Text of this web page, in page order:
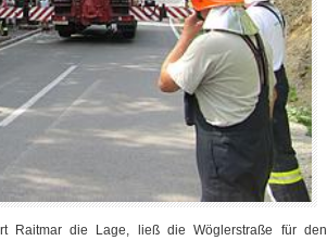
Raitmar die Lage, ließ die Wöglerstraße für den